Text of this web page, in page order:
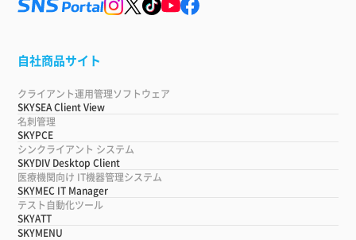
自社商品サイト
クライアント運用管理ソフトウェア
SKYSEA Client View
名刺管理
SKYPCE
シンクライアント システム
SKYDIV Desktop Client
医療機関向け IT機器管理システム
SKYMEC IT Manager
テスト自動化ツール
SKYATT
SKYMENU